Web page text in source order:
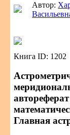
Автор:
Книга ID: 1202
Главная